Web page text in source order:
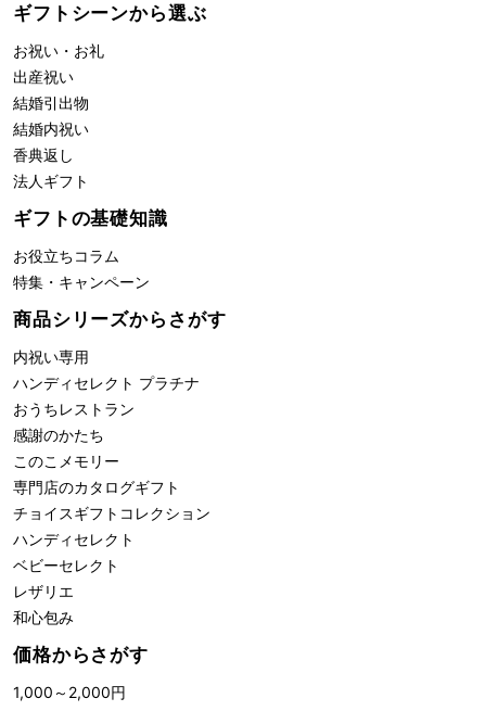
ギフトシーンから選ぶ
お祝い・お礼
出産祝い
結婚引出物
結婚内祝い
香典返し
法人ギフト
ギフトの基礎知識
お役立ちコラム
特集・キャンペーン
商品シリーズからさがす
内祝い専用
ハンディセレクト プラチナ
おうちレストラン
感謝のかたち
このこメモリー
専門店のカタログギフト
チョイスギフトコレクション
ハンディセレクト
ベビーセレクト
レザリエ
和心包み
価格からさがす
1,000 ～ 2,000円